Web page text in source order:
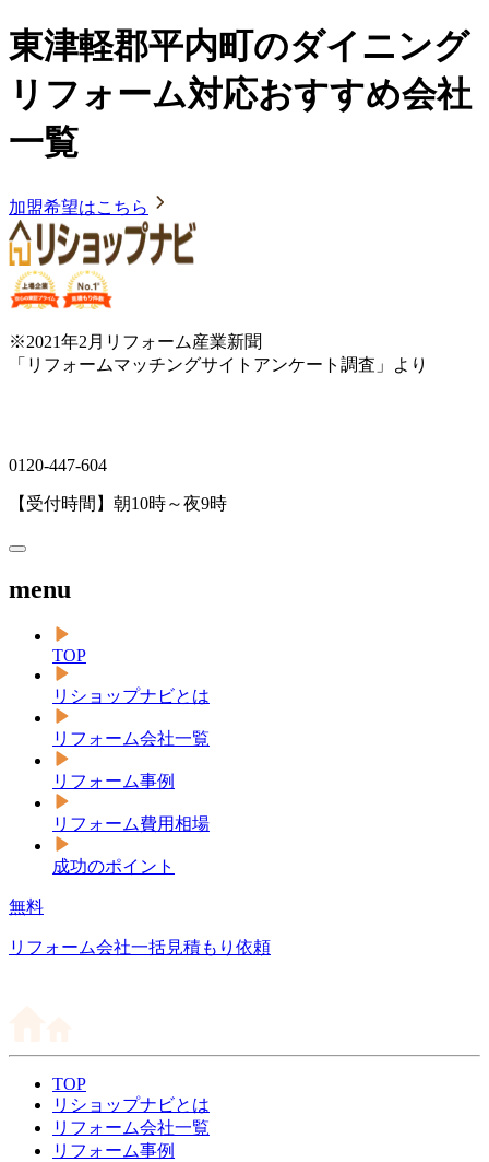
東津軽郡平内町のダイニング
リフォーム対応おすすめ会社
一覧
加盟希望はこちら
※2021年2月リフォーム産業新聞
「リフォームマッチングサイトアンケート調査」より
0120-447-604
【受付時間】朝10時～夜9時
menu
TOP
リショップナビとは
リフォーム会社一覧
リフォーム事例
リフォーム費用相場
成功のポイント
無料
リフォーム会社一括見積もり依頼
TOP
リショップナビとは
リフォーム会社一覧
リフォーム事例